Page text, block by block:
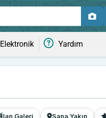
Elektronik Yardım
İlan Galeri Sana Yakın